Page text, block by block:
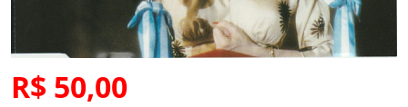
R$ 50,00